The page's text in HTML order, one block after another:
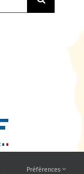
Préférences